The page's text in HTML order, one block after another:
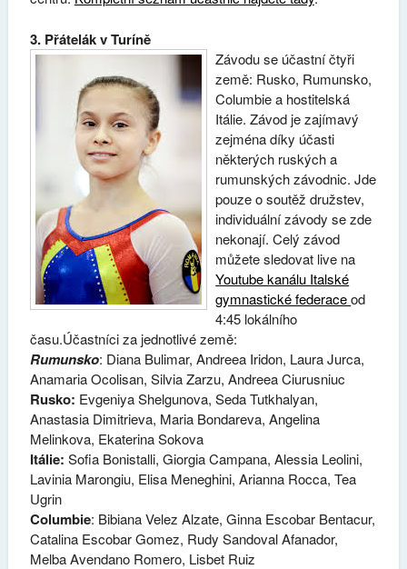
3. Přátelák v Turíně
Závodu se účastní čtyři
země: Rusko, Rumunsko,
Columbie a hostitelská
Itálie. Závod je zajímavý
zejména díky účasti
některých ruských a
rumunských závodnic. Jde
pouze o soutěž družstev,
individuální závody se zde
nekonají. Celý závod
můžete sledovat live na
Youtube kanálu Italské
gymnastické federaceod
4:45 lokálního
času.Účastníci za jednotlivé země:
Rumunsko: Diana Bulimar, Andreea Iridon, Laura Jurca,
Anamaria Ocolisan, Silvia Zarzu, Andreea Ciurusniuc
Rusko: Evgeniya Shelgunova, Seda Tutkhalyan,
Anastasia Dimitrieva, Maria Bondareva, Angelina
Melinkova, Ekaterina Sokova
Itálie: Sofia Bonistalli, Giorgia Campana, Alessia Leolini,
Lavinia Marongiu, Elisa Meneghini, Arianna Rocca, Tea
Ugrin
Columbie: Bibiana Velez Alzate, Ginna Escobar Bentacur,
Catalina Escobar Gomez, Rudy Sandoval Afanador,
Melba Avendano Romero, Lisbet Ruiz